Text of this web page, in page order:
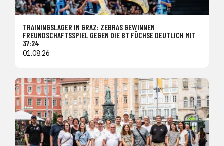
TRAININGSLAGER IN GRAZ: ZEBRAS GEWINNEN
FREUNDSCHAFTSSPIEL GEGEN DIE BT FÜCHSE DEUTLICH MIT
37:24
01.08.26